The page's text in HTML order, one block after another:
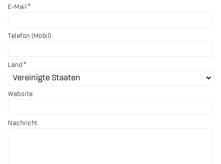
E-Mail
Telefon (Mobil)
Land
Website
Nachricht